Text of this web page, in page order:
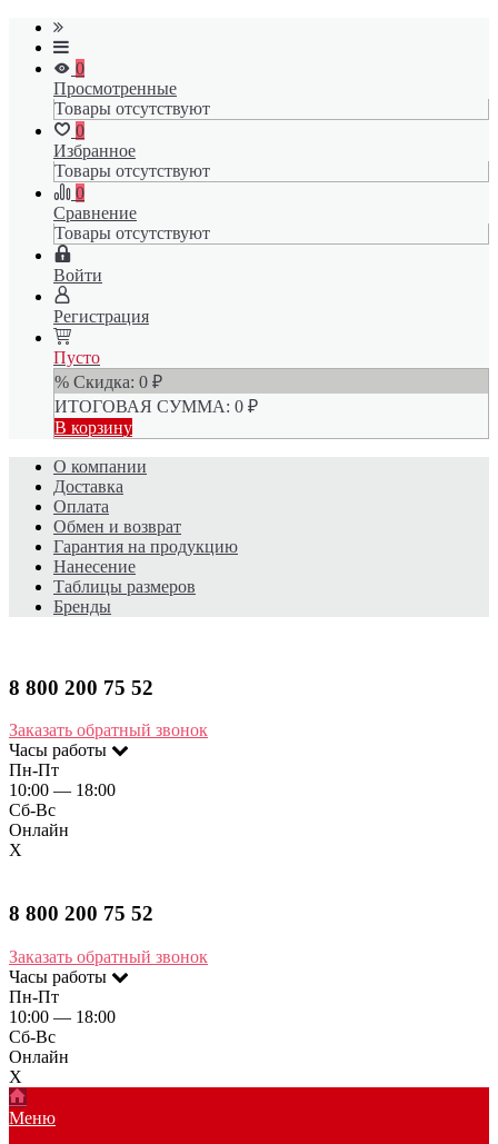
0
Просмотренные
Товары отсутствуют
0
Избранное
Товары отсутствуют
0
Сравнение
Товары отсутствуют
Войти
Регистрация
Пусто
% Скидка: 0 ₽
ИТОГОВАЯ СУММА: 0 ₽
В корзину
О компании
Доставка
Оплата
Обмен и возврат
Гарантия на продукцию
Нанесение
Таблицы размеров
Бренды
8 800 200 75 52​
Заказать обратный звонок
Часы работы
Пн-Пт
10:00 — 18:00
Сб-Вс
Онлайн
X
8 800 200 75 52​
Заказать обратный звонок
Часы работы
Пн-Пт
10:00 — 18:00
Сб-Вс
Онлайн
X
Меню